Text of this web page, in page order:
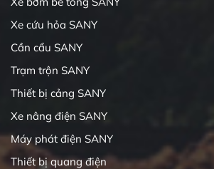
Xe cứu hỏa SANY
Cần cẩu SANY
Trạm trộn SANY
Thiết bị cảng SANY
Xe nâng điện SANY
Máy phát điện SANY
Thiết bị quang điện